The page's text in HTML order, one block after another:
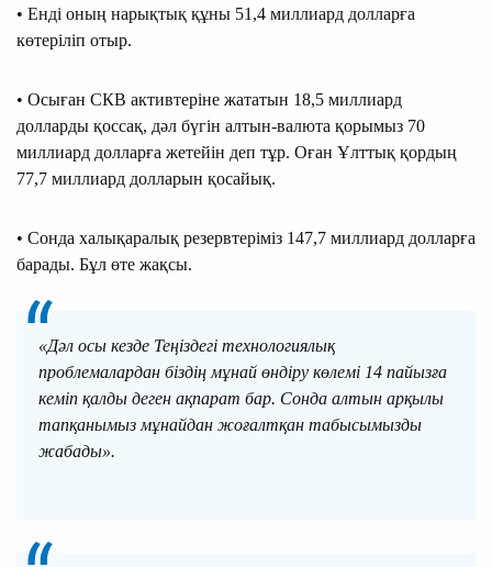
• Енді оның нарықтық құны 51,4 миллиард долларға
көтеріліп отыр.
• Осыған СКВ активтеріне жататын 18,5 миллиард
долларды қоссақ, дәл бүгін алтын-валюта қорымыз 70
миллиард долларға жетейін деп тұр. Оған Ұлттық қордың
77,7 миллиард долларын қосайық.
• Сонда халықаралық резервтеріміз 147,7 миллиард долларға
барады. Бұл өте жақсы.
«Дәл осы кезде Теңіздегі технологиялық
проблемалардан біздің мұнай өндіру көлемі 14 пайызға
кеміп қалды деген ақпарат бар. Сонда алтын арқылы
тапқанымыз мұнайдан жоғалтқан табысымызды
жабады».